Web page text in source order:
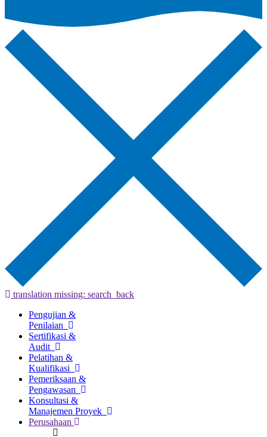
translation missing: search_back
Pengujian &
Penilaian
Sertifikasi &
Audit
Pelatihan &
Kualifikasi
Pemeriksaan &
Pengawasan
Konsultasi &
Manajemen Proyek
Perusahaan